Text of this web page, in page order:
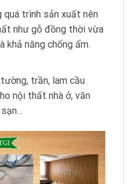
trình sản xuất nên
như gỗ đồng thời vừa
khả năng chống ẩm.
trần, lam cầu
nội thất nhà ở, văn
sạn…